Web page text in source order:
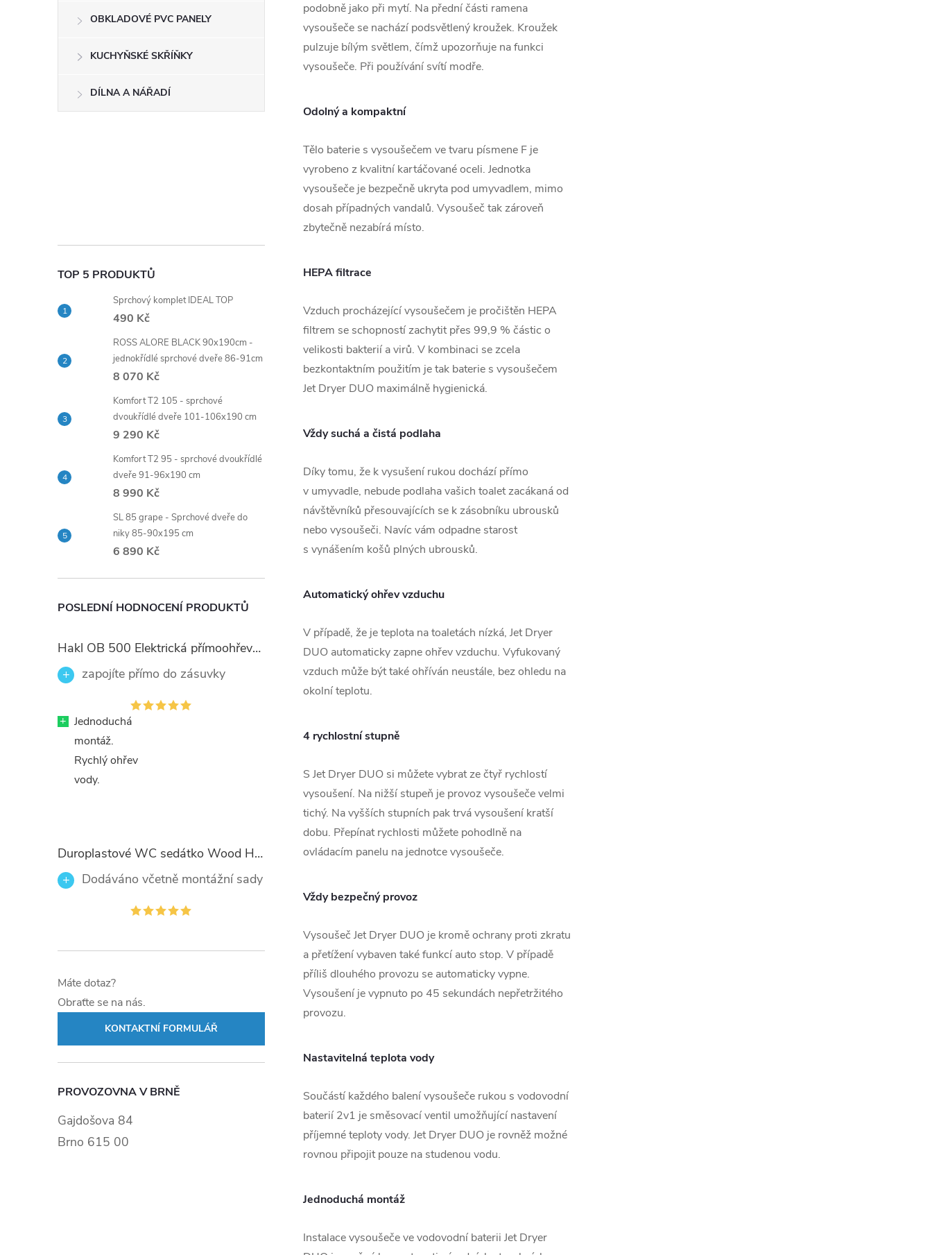
OBKLADOVÉ PVC PANELY
KUCHYŇSKÉ SKŘÍŇKY
DÍLNA A NÁŘADÍ
TOP 5 PRODUKTŮ
Sprchový komplet IDEAL TOP
490 Kč
ROSS ALORE BLACK 90x190cm -
jednokřídlé sprchové dveře 86-91cm
8 070 Kč
Komfort T2 105 - sprchové
dvoukřídlé dveře 101-106x190 cm
9 290 Kč
Komfort T2 95 - sprchové dvoukřídlé
dveře 91-96x190 cm
8 990 Kč
SL 85 grape - Sprchové dveře do
niky 85-90x195 cm
6 890 Kč
POSLEDNÍ HODNOCENÍ PRODUKTŮ
Hakl OB 500 Elektrická přímoohřevná vodovodní baterie, černé flexi ramínko
zapojíte přímo do zásuvky
+ Jednoduchá
montáž.
Rychlý ohřev
vody.
Duroplastové WC sedátko Wood Heart 82377 se zpomalovacím mechanismem SOFT-CLOSE
Dodáváno včetně montážní sady
Máte dotaz?
Obraťte se na nás.
KONTAKTNÍ FORMULÁŘ
PROVOZOVNA V BRNĚ
Gajdošova 84
Brno 615 00
podobně jako při mytí. Na přední části ramena
vysoušeče se nachází podsvětlený kroužek. Kroužek
pulzuje bílým světlem, čímž upozorňuje na funkci
vysoušeče. Při používání svítí modře.
Odolný a kompaktní
Tělo baterie s vysoušečem ve tvaru písmene F je
vyrobeno z kvalitní kartáčované oceli. Jednotka
vysoušeče je bezpečně ukryta pod umyvadlem, mimo
dosah případných vandalů. Vysoušeč tak zároveň
zbytečně nezabírá místo.
HEPA filtrace
Vzduch procházející vysoušečem je pročištěn HEPA
filtrem se schopností zachytit přes 99,9 % částic o
velikosti bakterií a virů. V kombinaci se zcela
bezkontaktním použitím je tak baterie s vysoušečem
Jet Dryer DUO maximálně hygienická.
Vždy suchá a čistá podlaha
Díky tomu, že k vysušení rukou dochází přímo
v umyvadle, nebude podlaha vašich toalet zacákaná od
návštěvníků přesouvajících se k zásobníku ubrousků
nebo vysoušeči. Navíc vám odpadne starost
s vynášením košů plných ubrousků.
Automatický ohřev vzduchu
V případě, že je teplota na toaletách nízká, Jet Dryer
DUO automaticky zapne ohřev vzduchu. Vyfukovaný
vzduch může být také ohříván neustále, bez ohledu na
okolní teplotu.
4 rychlostní stupně
S Jet Dryer DUO si můžete vybrat ze čtyř rychlostí
vysoušení. Na nižší stupeň je provoz vysoušeče velmi
tichý. Na vyšších stupních pak trvá vysoušení kratší
dobu. Přepínat rychlosti můžete pohodlně na
ovládacím panelu na jednotce vysoušeče.
Vždy bezpečný provoz
Vysoušeč Jet Dryer DUO je kromě ochrany proti zkratu
a přetížení vybaven také funkcí auto stop. V případě
příliš dlouhého provozu se automaticky vypne.
Vysoušení je vypnuto po 45 sekundách nepřetržitého
provozu.
Nastavitelná teplota vody
Součástí každého balení vysoušeče rukou s vodovodní
baterií 2v1 je směsovací ventil umožňující nastavení
příjemné teploty vody. Jet Dryer DUO je rovněž možné
rovnou připojit pouze na studenou vodu.
Jednoduchá montáž
Instalace vysoušeče ve vodovodní baterii Jet Dryer